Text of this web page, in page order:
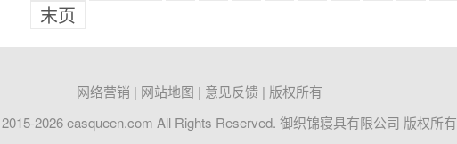
末页
网络营销 | 网站地图 | 意见反馈 | 版权所有
2026 easqueen.com All Rights Reserved. 御织锦寝具有限公司 版权所有